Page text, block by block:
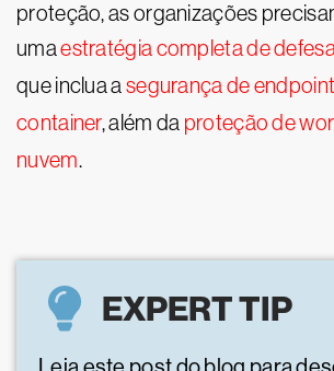
proteção, as organizações
umaestratégia completa de
que inclua a segurança de
container, além da proteção de
nuvem.
EXPERT TIP